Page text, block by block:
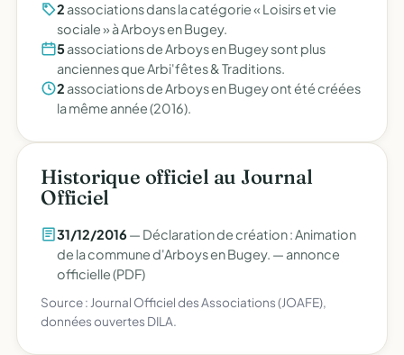
2 associations dans la catégorie « Loisirs et vie
sociale » à Arboys en Bugey.
5associations de Arboys en Bugey sont plus
anciennes que Arbi'fêtes & Traditions.
2 associations de Arboys en Bugey ont été créées
la même année (2016).
Historique officiel au Journal
Officiel
31/12/2016 — Déclaration de création : Animation
de la commune d'Arboys en Bugey. — annonce
officielle (PDF)
Source : Journal Officiel des Associations (JOAFE),
données ouvertes DILA.